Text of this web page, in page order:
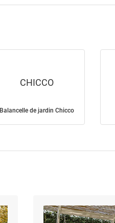
CHICCO
Balancelle de jardin Chicco